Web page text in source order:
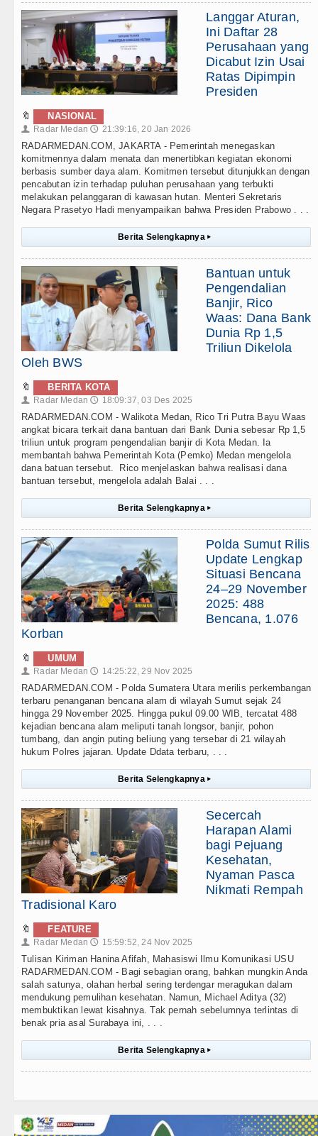
Langgar Aturan,
Ini Daftar 28
Perusahaan yang
Dicabut Izin Usai
Ratas Dipimpin
Presiden
🔖 NASIONAL
👤 Radar Medan 🕔 21:39:16, 20 Jan 2026
RADARMEDAN.COM, JAKARTA - Pemerintah menegaskan
komitmennya dalam menata dan menertibkan kegiatan ekonomi
berbasis sumber daya alam. Komitmen tersebut ditunjukkan dengan
pencabutan izin terhadap puluhan perusahaan yang terbukti
melakukan pelanggaran di kawasan hutan. Menteri Sekretaris
Negara Prasetyo Hadi menyampaikan bahwa Presiden Prabowo . . .
Berita Selengkapnya ▸
Bantuan untuk
Pengendalian
Banjir, Rico
Waas: Dana Bank
Dunia Rp 1,5
Triliun Dikelola
Oleh BWS
🔖 BERITA KOTA
👤 Radar Medan 🕔 18:09:37, 03 Des 2025
RADARMEDAN.COM - Walikota Medan, Rico Tri Putra Bayu Waas
angkat bicara terkait dana bantuan dari Bank Dunia sebesar Rp 1,5
triliun untuk program pengendalian banjir di Kota Medan. Ia
membantah bahwa Pemerintah Kota (Pemko) Medan mengelola
dana batuan tersebut. Rico menjelaskan bahwa realisasi dana
bantuan tersebut, mengelola adalah Balai . . .
Berita Selengkapnya ▸
Polda Sumut Rilis
Update Lengkap
Situasi Bencana
24–29 November
2025: 488
Bencana, 1.076
Korban
🔖 UMUM
👤 Radar Medan 🕔 14:25:22, 29 Nov 2025
RADARMEDAN.COM - Polda Sumatera Utara merilis perkembangan
terbaru penanganan bencana alam di wilayah Sumut sejak 24
hingga 29 November 2025. Hingga pukul 09.00 WIB, tercatat 488
kejadian bencana alam meliputi tanah longsor, banjir, pohon
tumbang, dan angin puting beliung yang tersebar di 21 wilayah
hukum Polres jajaran. Update Ddata terbaru, . . .
Berita Selengkapnya ▸
Secercah
Harapan Alami
bagi Pejuang
Kesehatan,
Nyaman Pasca
Nikmati Rempah
Tradisional Karo
🔖 FEATURE
👤 Radar Medan 🕔 15:59:52, 24 Nov 2025
Tulisan Kiriman Hanina Afifah, Mahasiswi Ilmu Komunikasi USU
RADARMEDAN.COM - Bagi sebagian orang, bahkan mungkin Anda
salah satunya, olahan herbal sering terdengar meragukan dalam
mendukung pemulihan kesehatan. Namun, Michael Aditya (32)
membuktikan lewat kisahnya. Tak pernah sebelumnya terlintas di
benak pria asal Surabaya ini, . . .
Berita Selengkapnya ▸